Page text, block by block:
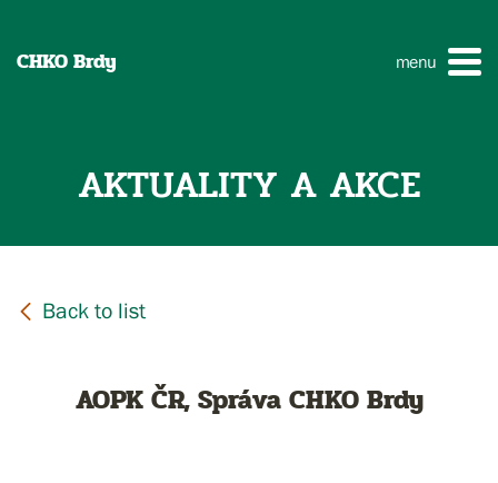
CHKO Brdy menu
AKTUALITY A AKCE
AOPK ČR, Správa CHKO Brdy